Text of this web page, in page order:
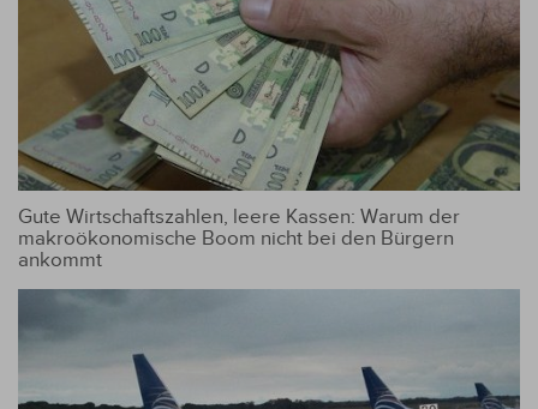
Gute Wirtschaftszahlen, leere Kassen: Warum der
makroökonomische Boom nicht bei den Bürgern
ankommt